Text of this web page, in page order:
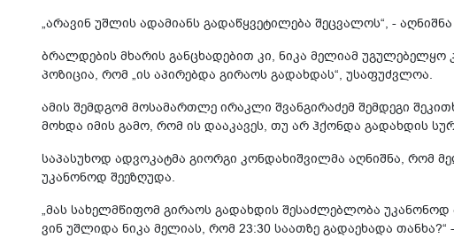
„არავინ უშლის ადამიანს გადაწყვეტილება შეცვალოს“, -
ბრალდების მხარის განცხადებით კი, ნიკა მელიამ
პოზიცია, რომ „ის აპირებდა გირაოს გადახდას“, უსაფუძვლოა.
ამის შემდგომ მოსამართლე ირაკლი შვანგირაძემ შემდეგი
მოხდა იმის გამო, რომ ის დააკავეს, თუ არ ჰქონდა გადახდის
საპასუხოდ ადვოკატმა გიორგი კონდახიშვილმა აღნიშნა, რომ
უკანონოდ შეეზღუდა.
„მას სახელმწიფომ გირაოს გადახდის შესაძლებლობა
ვინ უშლიდა ნიკა მელიას, რომ 23:30 საათზე გადაეხადა